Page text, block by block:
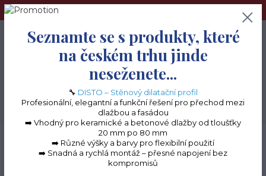
➢Terče pod dlažbu naleznete na e-shopu www.terceshop.cz!➢
Hledat
+420 605 740 744
0
0 Kč
Balkonové lišty do lepidla Balkonová lišta MINI
liště MINI - přírodní hliník (hliník)
Seznamte se s produkty, které
na českém trhu jinde
neseženete...
🔧 DISTO – Stěnový dilatační profil
Profesionální, elegantní a funkční řešení pro přechod mezi
dlažbou a fasádou
➡️ Vhodný pro keramické a betonové dlažby od tloušťky
20 mm po 80 mm
➡️ Různé výšky a barvy pro flexibilní použití
➡️ Snadná a rychlá montáž – přesné napojení bez
kompromisů